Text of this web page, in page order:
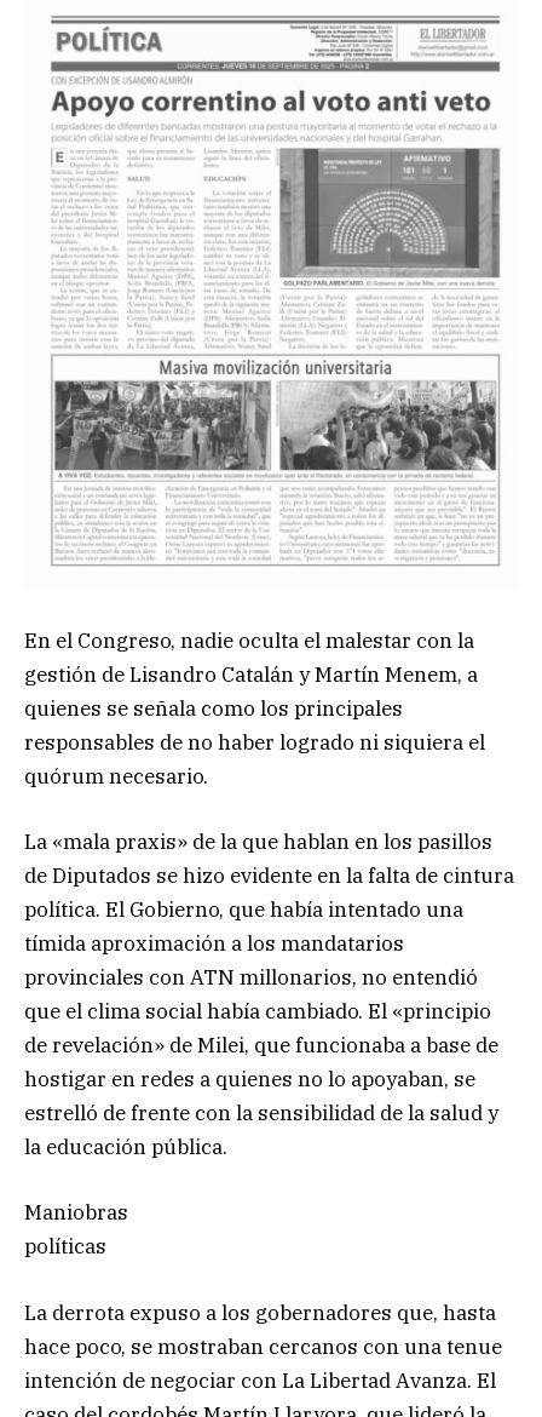
En el Congreso, nadie oculta el malestar con la
gestión de Lisandro Catalán y Martín Menem, a
quienes se señala como los principales
responsables de no haber logrado ni siquiera el
quórum necesario.
La «mala praxis» de la que hablan en los pasillos
de Diputados se hizo evidente en la falta de cintura
política. El Gobierno, que había intentado una
tímida aproximación a los mandatarios
provinciales con ATN millonarios, no entendió
que el clima social había cambiado. El «principio
de revelación» de Milei, que funcionaba a base de
hostigar en redes a quienes no lo apoyaban, se
estrelló de frente con la sensibilidad de la salud y
la educación pública.
Maniobras
políticas
La derrota expuso a los gobernadores que, hasta
hace poco, se mostraban cercanos con una tenue
intención de negociar con La Libertad Avanza. El